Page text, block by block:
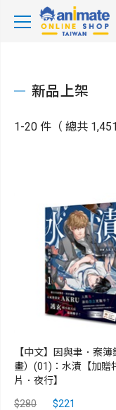
新品上架
1-20 件（ 總共 1,451
【中文】因與聿．案簿
畫）(01)：水漬【加贈
片．夜行】
$280 $221